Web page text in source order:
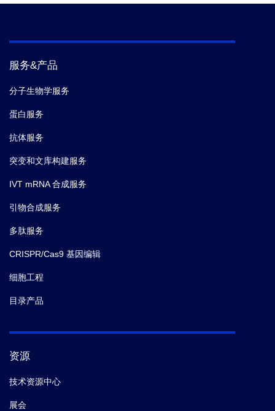
服务&产品
分子生物学服务
蛋白服务
抗体服务
突变和文库构建服务
IVT mRNA 合成服务
引物合成服务
多肽服务
CRISPR/Cas9 基因编辑
细胞工程
目录产品
资源
技术资源中心
展会